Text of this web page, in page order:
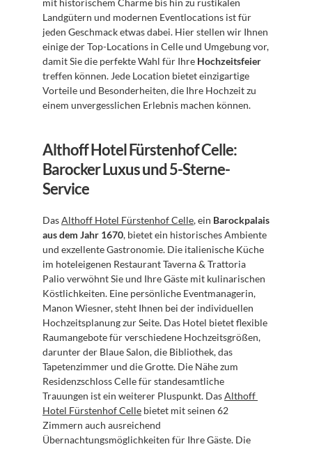
mit historischem Charme bis hin zu rustikalen
Landgütern und modernen Eventlocations ist für
jeden Geschmack etwas dabei. Hier stellen wir Ihnen
einige der Top-Locations in Celle und Umgebung vor,
damit Sie die perfekte Wahl für Ihre Hochzeitsfeier
treffen können. Jede Location bietet einzigartige
Vorteile und Besonderheiten, die Ihre Hochzeit zu
einem unvergesslichen Erlebnis machen können.
Althoff Hotel Fürstenhof Celle:
Barocker Luxus und 5-Sterne-
Service
Das Althoff Hotel Fürstenhof Celle, ein Barockpalais
aus dem Jahr 1670, bietet ein historisches Ambiente
und exzellente Gastronomie. Die italienische Küche
im hoteleigenen Restaurant Taverna & Trattoria
Palio verwöhnt Sie und Ihre Gäste mit kulinarischen
Köstlichkeiten. Eine persönliche Eventmanagerin,
Manon Wiesner, steht Ihnen bei der individuellen
Hochzeitsplanung zur Seite. Das Hotel bietet flexible
Raumangebote für verschiedene Hochzeitsgrößen,
darunter der Blaue Salon, die Bibliothek, das
Tapetenzimmer und die Grotte. Die Nähe zum
Residenzschloss Celle für standesamtliche
Trauungen ist ein weiterer Pluspunkt. Das Althoff
Hotel Fürstenhof Celle bietet mit seinen 62
Zimmern auch ausreichend
Übernachtungsmöglichkeiten für Ihre Gäste. Die